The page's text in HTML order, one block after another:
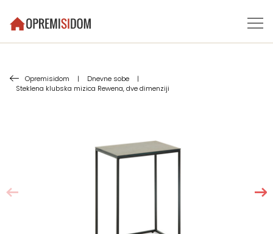
Opremisidom | Dnevne sobe
|
Steklena klubska mizica Rewena, dve dimenziji